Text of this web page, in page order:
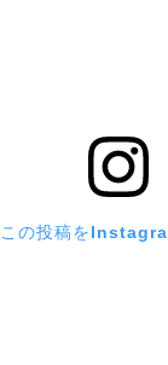
この投稿を